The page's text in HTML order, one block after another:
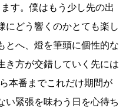
す。僕はもう少し先の出
にどう響くのかとても楽し
とへ、燈を筆頭に個性的な
き方が交錯していく先には
本番までこれだけ期間が
い緊張を味わう日を心待ち